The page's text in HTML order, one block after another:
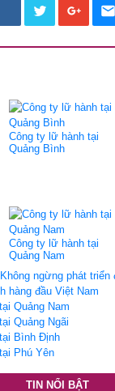
Công ty lữ hành tại
Quảng Bình
Công ty lữ hành tại
Quảng Nam
ngừng phát
hàng đầu Việt Nam
Quảng Nam
Quảng Ngãi
Bình Định
Phú Yên
TIN NỔI BẬT